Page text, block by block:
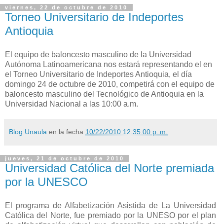
viernes, 22 de octubre de 2010
Torneo Universitario de Indeportes
Antioquia
El equipo de baloncesto masculino de la Universidad
Autónoma Latinoamericana nos estará representando el en
el Torneo Universitario de Indeportes Antioquia, el día
domingo 24 de octubre de 2010, competirá con el equipo de
baloncesto masculino del Tecnológico de Antioquia en la
Universidad Nacional a las 10:00 a.m.
Blog Unaula en la fecha 10/22/2010 12:35:00 p. m.
jueves, 21 de octubre de 2010
Universidad Católica del Norte premiada
por la UNESCO
El programa de Alfabetización Asistida de La Universidad
Católica del Norte, fue premiado por la UNESO por el plan